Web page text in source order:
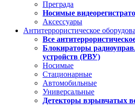
Преграда
Носимые
Аксессуары
Антитеррористическое
Все
Блокираторы
устройств (РВУ)
Носимые
Стационарные
Автомобильные
Универсальные
Детекторы взрывчатых